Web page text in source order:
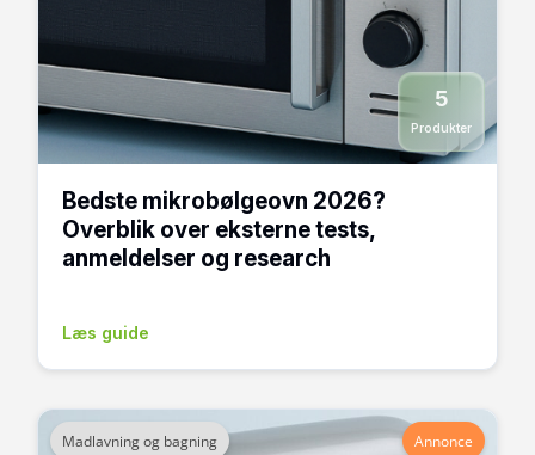
5
Produkter
Bedste mikrobølgeovn 2026?
Overblik over eksterne tests,
anmeldelser og research
Læs guide
Madlavning og bagning Annonce